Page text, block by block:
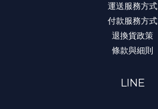
運送服務方式
付款服務方式
退換貨政策
條款與細則
LINE